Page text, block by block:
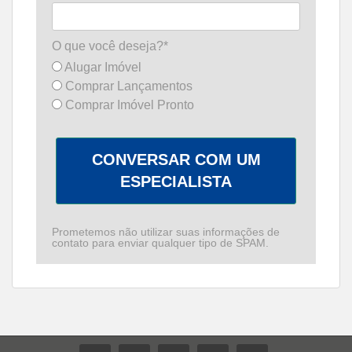
O que você deseja?*
Alugar Imóvel
Comprar Lançamentos
Comprar Imóvel Pronto
CONVERSAR COM UM
ESPECIALISTA
Prometemos não utilizar suas informações de
contato para enviar qualquer tipo de SPAM.